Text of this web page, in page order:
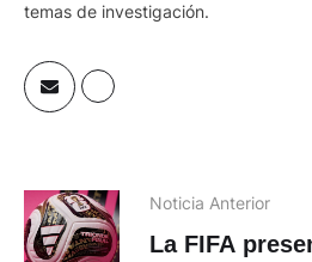
temas de investigación.
Noticia Anterior
La FIFA